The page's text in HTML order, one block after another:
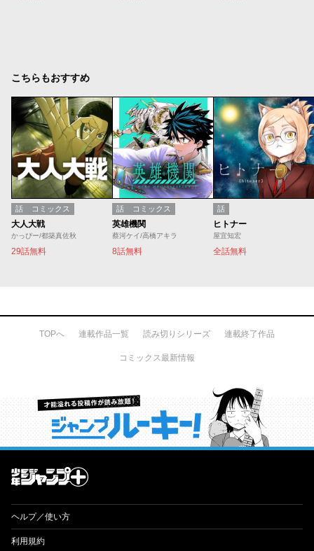
こちらもおすすめ
話 コミックス
大人大戦
かっぴー/都築真佐秋
29話無料
話 コミックス
英雄機関
蔡河ケイ/高橋アキラ
8話無料
話
ヒトナー
屋宜知宏
全話無料
TOPへ 連載作品一覧 読み切りシリーズ 連載終了作品
コミックス最新情報
才能溢れる投稿作が読み放題！ ジャンプルーキー！
ヘルプ／使い方
利用規約